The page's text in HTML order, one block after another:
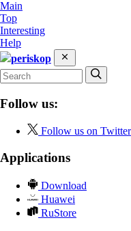
Main
Top
Interesting
Help
periskop
Follow us:
Follow us on Twitter
Applications
Download
Huawei
RuStore